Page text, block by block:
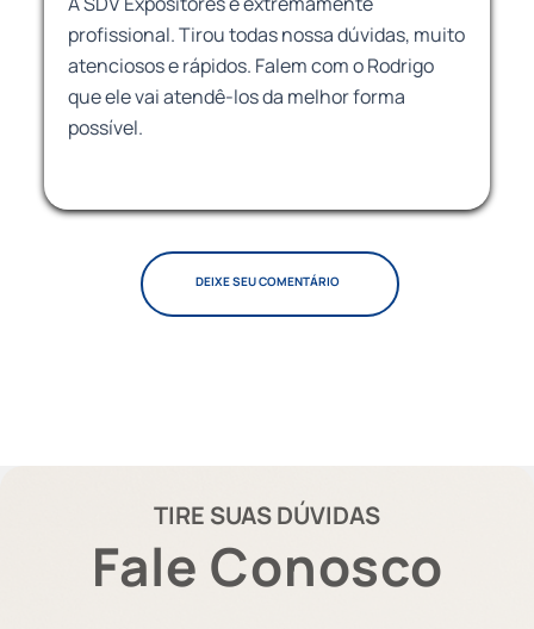
Fui atendida pelo Carlos, muito atencioso
tirou todas as minhas dúvidas e resolveu o
meu problema. A loja tem rapidez na entrega
e montagem, super recomendo.
DEIXE SEU COMENTÁRIO
TIRE SUAS DÚVIDAS
Fale Conosco